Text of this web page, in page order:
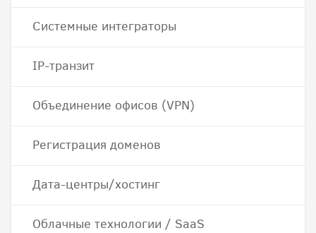
Системные интеграторы
IP-транзит
Объединение офисов (VPN)
Регистрация доменов
Дата-центры/хостинг
Облачные технологии / SaaS